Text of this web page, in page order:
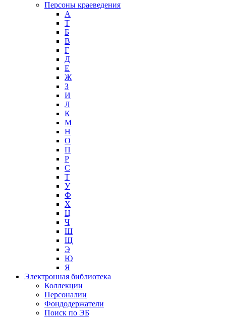
Персоны краеведения
А
T
Б
В
Г
Д
Е
Ж
З
И
Л
К
М
Н
О
П
Р
С
Т
У
Ф
Х
Ц
Ч
Ш
Щ
Э
Ю
Я
Электронная библиотека
Коллекции
Персоналии
Фондодержатели
Поиск по ЭБ